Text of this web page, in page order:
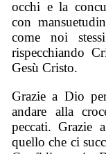
occhi e la
con
come noi
rispecchiando
Gesù Cristo.
Grazie a Dio
andare alla
peccati.
quello che ci